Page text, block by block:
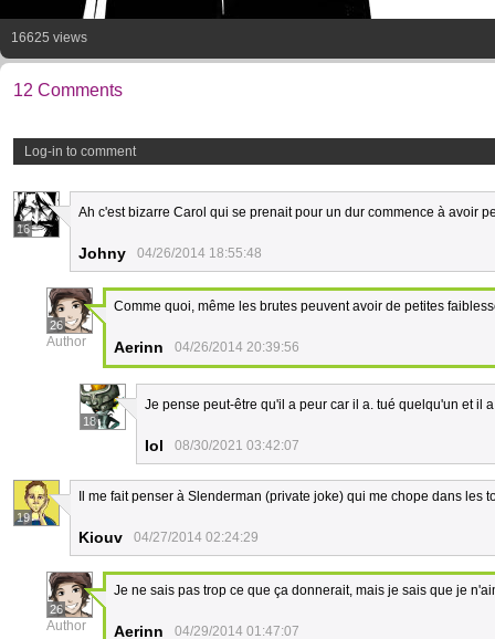
16625 views
12 Comments
Log-in to comment
16
Ah c'est bizarre Carol qui se prenait pour un dur commence à avoir
Johny 04/26/2014 18:55:48
26
Author
Comme quoi, même les brutes peuvent avoir de petites
Aerinn 04/26/2014 20:39:56
18
Je pense peut-être qu'il a peur car il a. tué quelqu'un et il
Iol 08/30/2021 03:42:07
19
Il me fait penser à Slenderman (private joke) qui me chope dans les
Kiouv 04/27/2014 02:24:29
26
Author
Je ne sais pas trop ce que ça donnerait, mais je sais que je
Aerinn 04/29/2014 01:47:07